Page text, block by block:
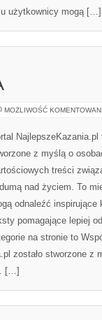
użytkownicy mogą […]
MOŻLIWOŚĆ
z myślą o
treści
nad życiem. To
odnaleźć inspirujące
pomagające lepiej
na stronie to
zostało stworzone z
[…]